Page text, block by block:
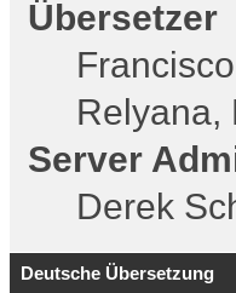
Übersetzer
Relyana,
Server
Derek
Deutsche Übersetzung